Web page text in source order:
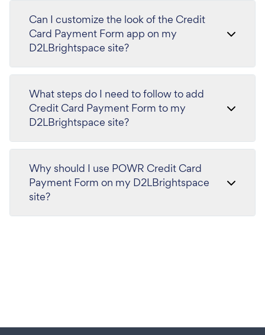
Can I customize the look of the Credit
Card Payment Form app on my
D2LBrightspace site?
What steps do I need to follow to add
Credit Card Payment Form to my
D2LBrightspace site?
Why should I use POWR Credit Card
Payment Form on my D2LBrightspace
site?